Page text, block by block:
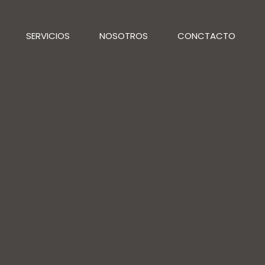
SERVICIOS NOSOTROS CONCTACTO